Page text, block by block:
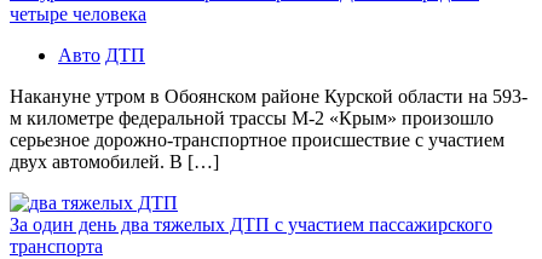
четыре человека
Авто ДТП
Накануне утром в Обоянском районе Курской области на 593-
м километре федеральной трассы М-2 «Крым» произошло
серьезное дорожно-транспортное происшествие с участием
двух автомобилей. В […]
За один день два тяжелых ДТП с участием пассажирского
транспорта